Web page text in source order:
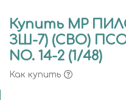
Купить MP
ЗШ-7) (СВО)
NO. 14-2 (1/48)
Как купить